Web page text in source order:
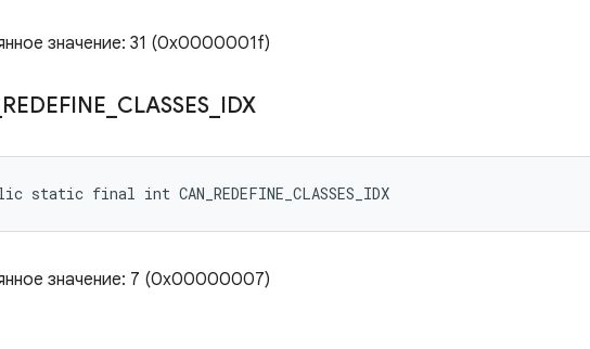
значение: 31 (0x0000001f)
REDEFINE CLASSES IDX
static final int CAN_REDEFINE_CLASSES_IDX
значение: 7 (0x00000007)